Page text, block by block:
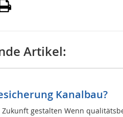
Artikel:
Kanalbau?
gestalten Wenn